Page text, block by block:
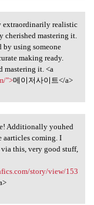
extraordinarily realistic
mastering it.
by using someone
making ready.
mastering it. <a
">메이저사이트</a>
here
Additionally youhed
coming. I
this, very good stuff,
story/view/153